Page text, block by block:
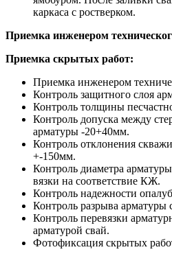
каркаса с ростверком.
Приемка инженером
Приемка скрытых работ:
Приемка инженером
Контроль защитного слоя
Контроль толщины
Контроль допуска между
арматуры -20+40мм.
Контроль отклонения
+-150мм.
Контроль диаметра
вязки на соответствие КЖ.
Контроль надежности
Контроль разрыва арматуры
Контроль перевязки
арматурой свай.
Фотофиксация скрытых